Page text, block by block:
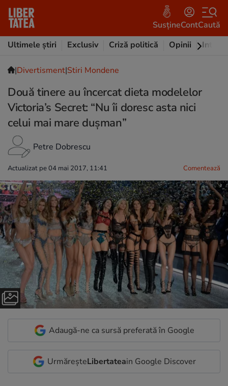
SusțineContCaută
Ultimele știri
Exclusiv Criză politică Opinii
|Divertisment|Stiri Mondene
Două tinere au încercat dieta modelelor
Victoria’s Secret: “Nu îi doresc asta nici
celui mai mare dușman”
Petre Dobrescu
Actualizat pe 04 mai 2017, 11:41 Comentează
Adaugă-ne ca sursă preferată în Google
UrmăreșteLibertateain Google Discover